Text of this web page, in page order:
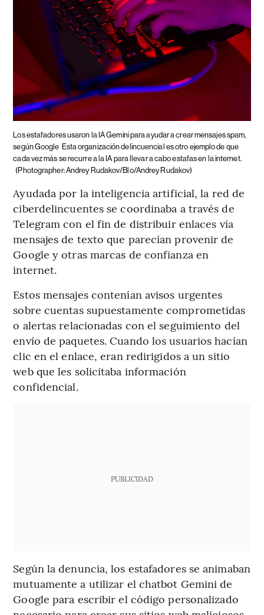
Los estafadores usaron la IA Gemini para ayudar a crear mensajes spam,
según Google Esta organización delincuencial es otro ejemplo de que
cada vez más se recurre a la IA para llevar a cabo estafas en la internet.
(Photographer: Andrey Rudakov/Blo/Andrey Rudakov)
Ayudada por la inteligencia artificial, la red de
ciberdelincuentes se coordinaba a través de
Telegram con el fin de distribuir enlaces vía
mensajes de texto que parecían provenir de
Google y otras marcas de confianza en
internet.
Estos mensajes contenían avisos urgentes
sobre cuentas supuestamente comprometidas
o alertas relacionadas con el seguimiento del
envío de paquetes. Cuando los usuarios hacían
clic en el enlace, eran redirigidos a un sitio
web que les solicitaba información
confidencial.
PUBLICIDAD
Según la denuncia, los estafadores se animaban
mutuamente a utilizar el chatbot Gemini de
Google para escribir el código personalizado